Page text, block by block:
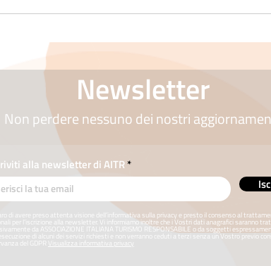
Newsletter
Non perdere nessuno dei nostri
alla newsletter di AITR
di avere preso attenta visione dell’informativa sulla privacy e presto il consenso al
per l’iscrizione alla newsletter. Vi informiamo inoltre che i Vostri dati anagrafici saranno
da ASSOCIAZIONE ITALIANA TURISMO RESPONSABILE o da soggetti
di alcuni dei servizi richiesti e non verranno ceduti a terzi senza un Vostro previo
del GDPR Visualizza informativa privacy